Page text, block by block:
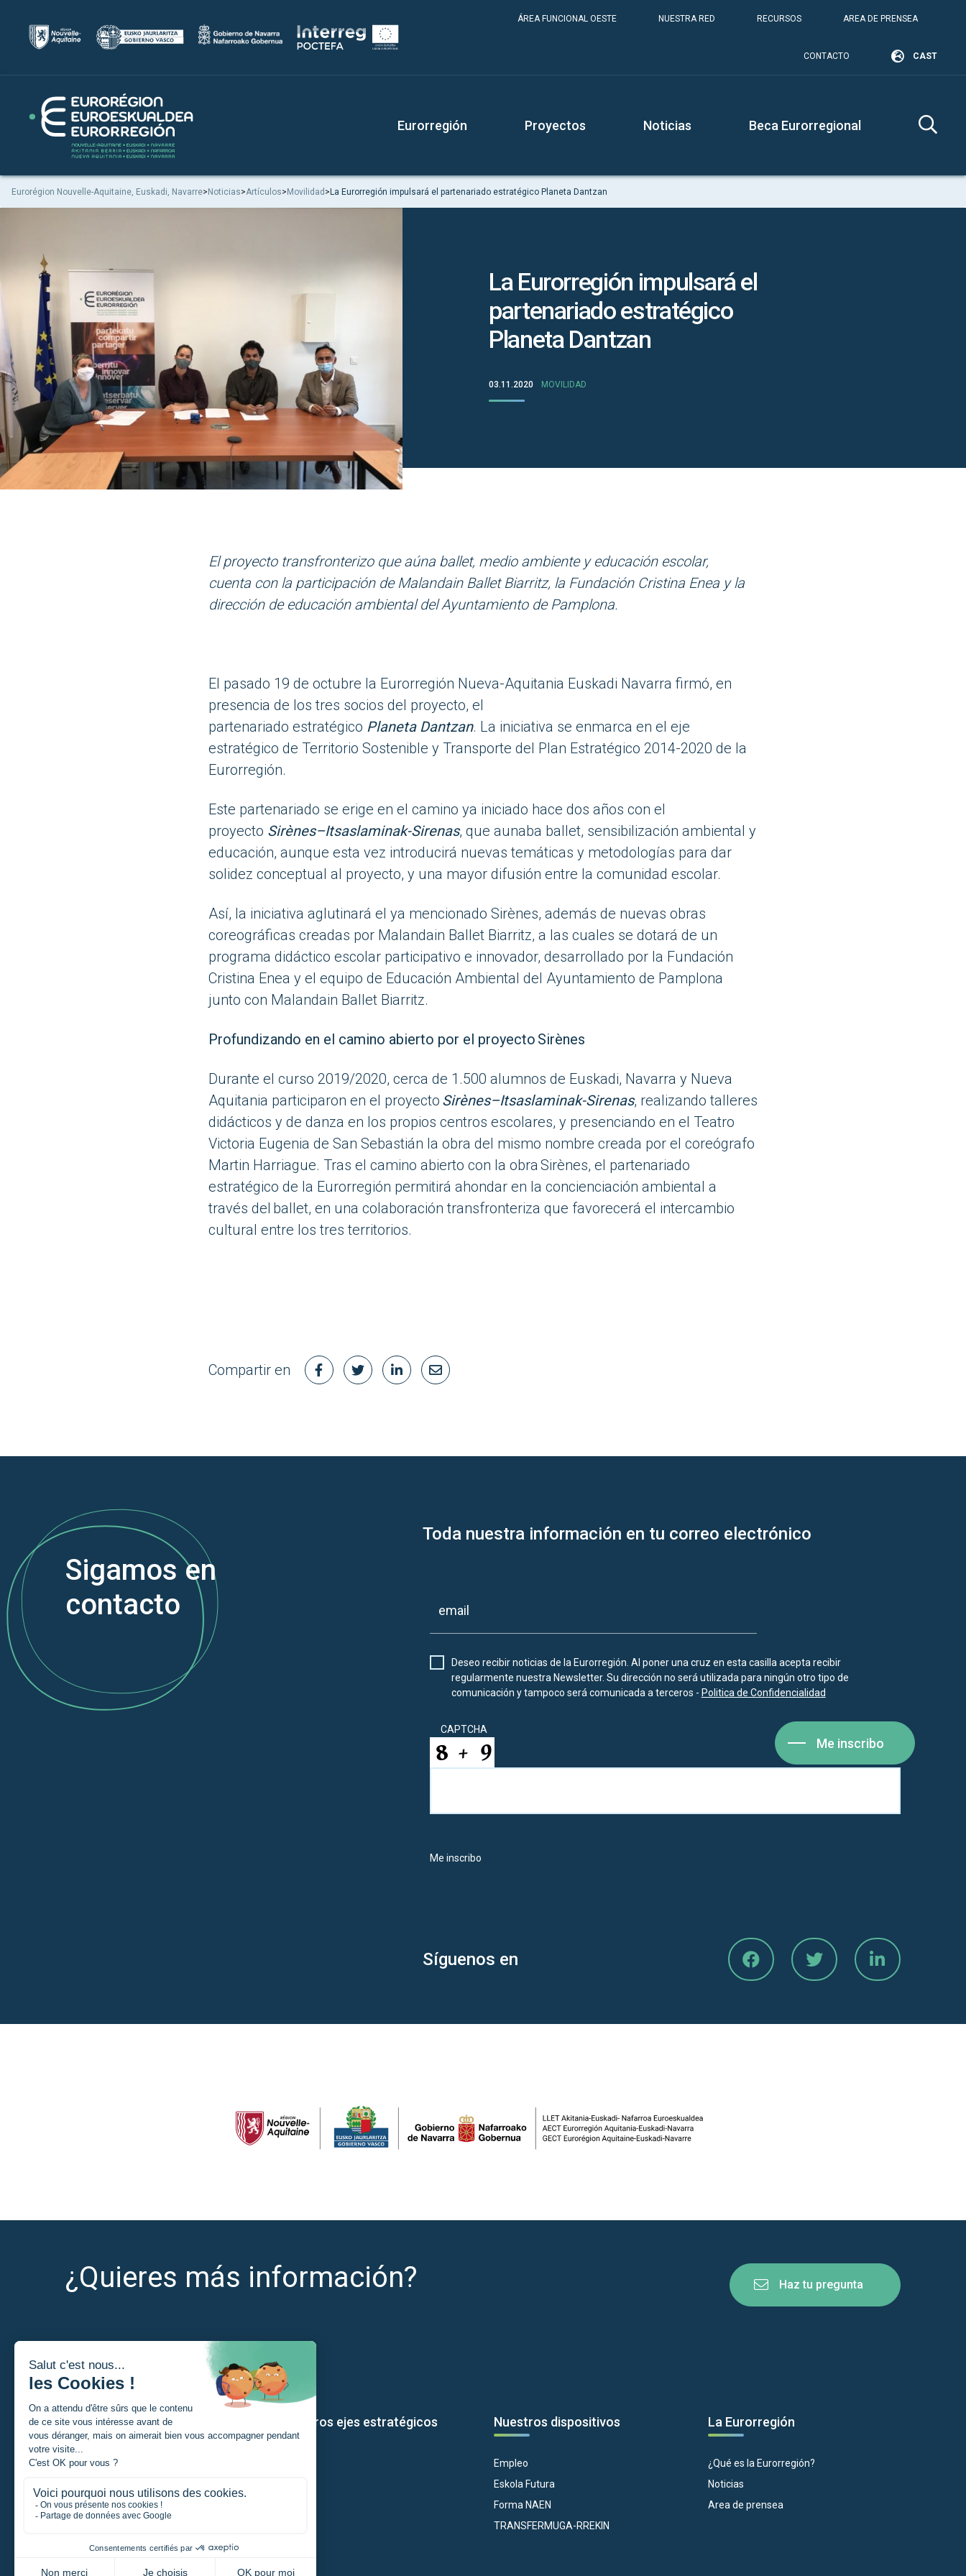
ÁREA FUNCIONAL OESTE NUESTRA RED RECURSOS AREA DE PRENSEA
CONTACTO CAST
Eurorregión Proyectos Noticias Beca Eurorregional
Eurorégion Nouvelle-Aquitaine, Euskadi, Navarre>Noticias>Artículos>Movilidad >La Eurorregión impulsará el partenariado estratégico Planeta Dantzan
La Eurorregión impulsará el
partenariado estratégico
Planeta Dantzan
03.11.2020 MOVILIDAD
El proyecto transfronterizo que aúna ballet, medio ambiente y educación escolar,
cuentacon la participación de Malandain Ballet Biarritz, la Fundación Cristina Enea y la
dirección de educación ambiental del Ayuntamiento de Pamplona.
El pasado 19 de octubre la Eurorregión Nueva-Aquitania Euskadi Navarra firmó, en
presencia de los tres socios del proyecto, el
partenariado estratégico Planeta Dantzan. La iniciativa se enmarca en el eje
estratégico de Territorio Sostenible y Transporte del Plan Estratégico 2014-2020 de la
Eurorregión.
Este partenariado se erige en el camino ya iniciado hace dos años con el
proyecto Sirènes–Itsaslaminak-Sirenas, que aunaba ballet, sensibilización ambiental y
educación, aunque esta vez introducirá nuevas temáticas y metodologías para dar
solidez conceptual al proyecto, y una mayor difusión entre la comunidad escolar.
Así, la iniciativa aglutinará el ya mencionado Sirènes, además de nuevas obras
coreográficas creadas por Malandain Ballet Biarritz, a las cuales se dotará de un
programa didáctico escolar participativo e innovador, desarrollado por la Fundación
Cristina Enea y el equipo de Educación Ambiental del Ayuntamiento de Pamplona
junto con Malandain Ballet Biarritz.
Profundizando en el camino abierto por el proyecto Sirènes
Durante el curso 2019/2020, cerca de 1.500 alumnos de Euskadi, Navarra y Nueva
Aquitania participaron en el proyecto Sirènes–Itsaslaminak-Sirenas, realizando talleres
didácticos y de danza en los propios centros escolares, y presenciando en el Teatro
Victoria Eugenia de San Sebastián la obra del mismo nombre creada por el coreógrafo
Martin Harriague. Tras el camino abierto con la obraSirènes, el partenariado
estratégico de la Eurorregión permitirá ahondar en la concienciación ambiental a
través del ballet, en una colaboración transfronteriza que favorecerá el intercambio
cultural entre los tres territorios.
Compartir en
Sigamos en
contacto
Toda nuestra información en tu correo electrónico
Deseo recibir noticias de la Eurorregión. Al poner una cruz en esta casilla acepta recibir
regularmente nuestra Newsletter. Su dirección no será utilizada para ningún otro tipo de
comunicación y tampoco será comunicada a terceros - Politica de Confidencialidad
CAPTCHA
Me inscribo
Me inscribo
Síguenos en
¿Quieres más información? Haz tu pregunta
Soy
Estudiante
Promotor de un proyecto
Entidad
Nuestros ejes estratégicos Nuestros dispositivos
Empleo
Eskola Futura
Forma NAEN
TRANSFERMUGA-RREKIN
La Eurorregión
¿Qué es la Eurorregión?
Noticias
Area de prensea